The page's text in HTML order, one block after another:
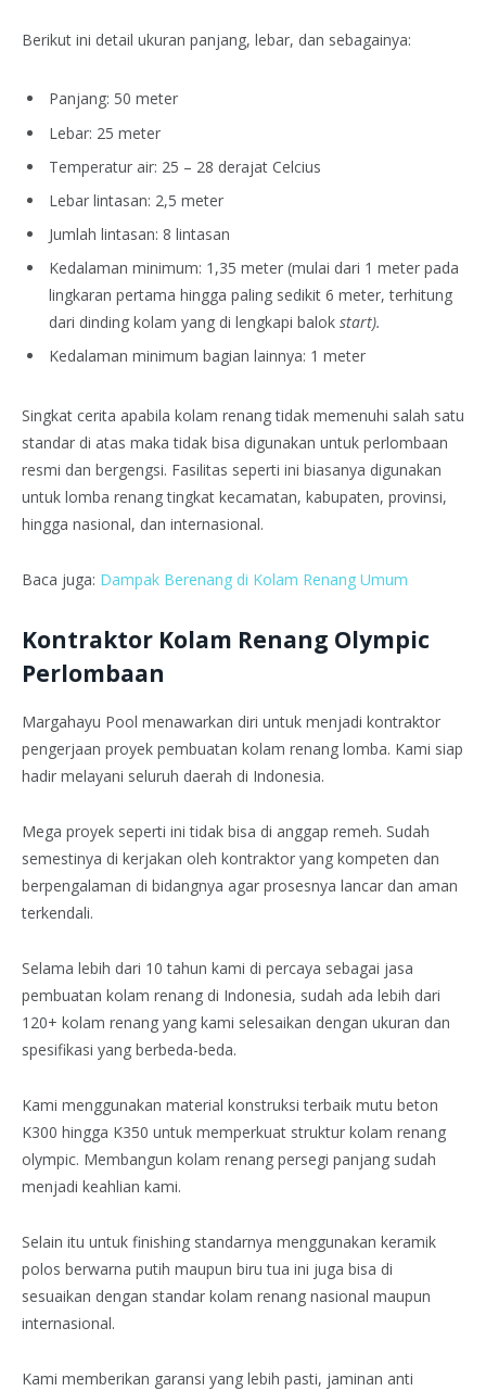
Berikut ini detail ukuran panjang, lebar, dan sebagainya:
Panjang: 50 meter
Lebar: 25 meter
Temperatur air: 25 – 28 derajat Celcius
Lebar lintasan: 2,5 meter
Jumlah lintasan: 8 lintasan
Kedalaman minimum: 1,35 meter (mulai dari 1 meter pada
lingkaran pertama hingga paling sedikit 6 meter, terhitung
dari dinding kolam yang di lengkapi balok start).
Kedalaman minimum bagian lainnya: 1 meter
Singkat cerita apabila kolam renang tidak memenuhi salah satu
standar di atas maka tidak bisa digunakan untuk perlombaan
resmi dan bergengsi. Fasilitas seperti ini biasanya digunakan
untuk lomba renang tingkat kecamatan, kabupaten, provinsi,
hingga nasional, dan internasional.
Baca juga: Dampak Berenang di Kolam Renang Umum
Kontraktor Kolam Renang Olympic
Perlombaan
Margahayu Pool menawarkan diri untuk menjadi kontraktor
pengerjaan proyek pembuatan kolam renang lomba. Kami siap
hadir melayani seluruh daerah di Indonesia.
Mega proyek seperti ini tidak bisa di anggap remeh. Sudah
semestinya di kerjakan oleh kontraktor yang kompeten dan
berpengalaman di bidangnya agar prosesnya lancar dan aman
terkendali.
Selama lebih dari 10 tahun kami di percaya sebagai jasa
pembuatan kolam renang di Indonesia, sudah ada lebih dari
120+ kolam renang yang kami selesaikan dengan ukuran dan
spesifikasi yang berbeda-beda.
Kami menggunakan material konstruksi terbaik mutu beton
K300 hingga K350 untuk memperkuat struktur kolam renang
olympic. Membangun kolam renang persegi panjang sudah
menjadi keahlian kami.
Selain itu untuk finishing standarnya menggunakan keramik
polos berwarna putih maupun biru tua ini juga bisa di
sesuaikan dengan standar kolam renang nasional maupun
internasional.
Kami memberikan garansi yang lebih pasti, jaminan anti